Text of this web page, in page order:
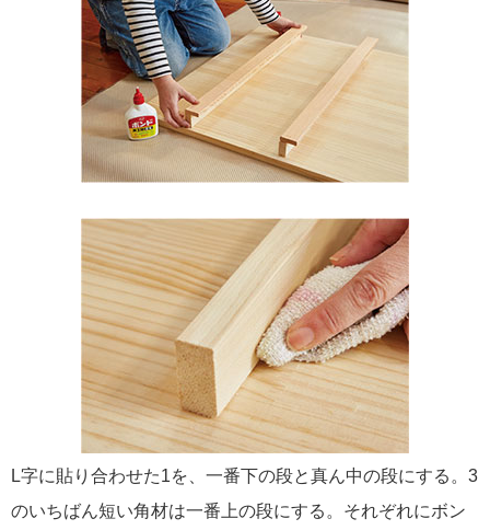
L字に貼り合わせた1を、一番下の段と真ん中の段にする。3
のいちばん短い角材は一番上の段にする。それぞれにボン